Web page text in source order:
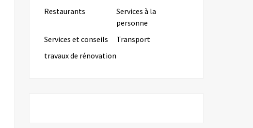
Restaurants
Services à la
personne
Services et conseils
Transport
travaux de rénovation